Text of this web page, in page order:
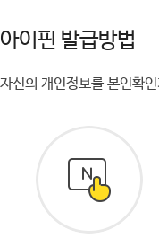
아이핀 발급방법
자신의 개인정보를 본인확